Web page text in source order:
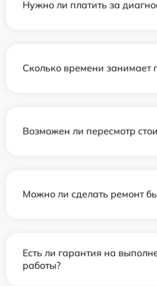
Нужно ли платить за
Сколько времени занимает
Возможен ли пересмотр
Можно ли сделать ремонт
Есть ли гарантия на
работы?